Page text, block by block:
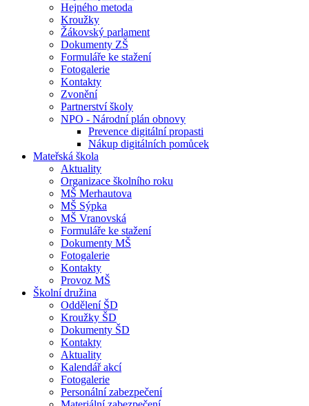
Hejného metoda
Kroužky
Žákovský parlament
Dokumenty ZŠ
Formuláře ke stažení
Fotogalerie
Kontakty
Zvonění
Partnerství školy
NPO - Národní plán obnovy
Prevence digitální propasti
Nákup digitálních pomůcek
Mateřská škola
Aktuality
Organizace školního roku
MŠ Merhautova
MŠ Sýpka
MŠ Vranovská
Formuláře ke stažení
Dokumenty MŠ
Fotogalerie
Kontakty
Provoz MŠ
Školní družina
Oddělení ŠD
Kroužky ŠD
Dokumenty ŠD
Kontakty
Aktuality
Kalendář akcí
Fotogalerie
Personální zabezpečení